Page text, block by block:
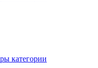
категории